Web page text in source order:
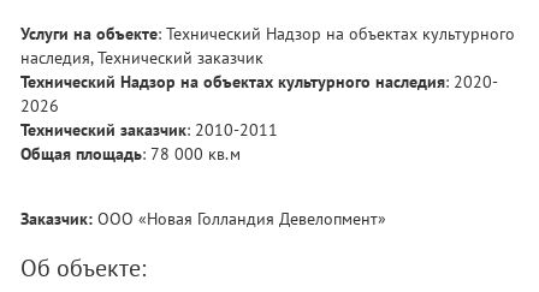
Услуги на объекте: Технический Надзор на объектах культурного
наследия, Технический заказчик
Технический Надзор на объектах культурного наследия: 2020-
2026
Технический заказчик: 2010-2011
Общая площадь: 78 000 кв.м
Заказчик: ООО «Новая Голландия Девелопмент»
Об объекте: